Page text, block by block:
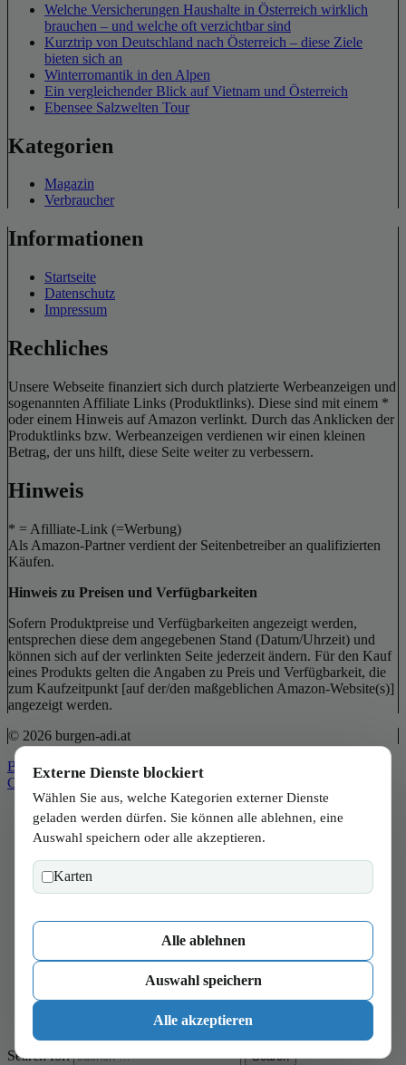
Welche Versicherungen Haushalte in Österreich wirklich
brauchen – und welche oft verzichtbar sind
Kurztrip von Deutschland nach Österreich – diese Ziele
bieten sich an
Winterromantik in den Alpen
Ein vergleichender Blick auf Vietnam und Österreich
Ebensee Salzwelten Tour
Kategorien
Magazin
Verbraucher
Informationen
Startseite
Datenschutz
Impressum
Rechliches
Unsere Webseite finanziert sich durch platzierte Werbeanzeigen und
sogenannten Affiliate Links (Produktlinks). Diese sind mit einem *
oder einem Hinweis auf Amazon verlinkt. Durch das Anklicken der
Produktlinks bzw. Werbeanzeigen verdienen wir einen kleinen
Betrag, der uns hilft, diese Seite weiter zu verbessern.
Hinweis
* = Afilliate-Link (=Werbung)
Als Amazon-Partner verdient der Seitenbetreiber an qualifizierten
Käufen.
Hinweis zu Preisen und Verfügbarkeiten
Sofern Produktpreise und Verfügbarkeiten angezeigt werden,
entsprechen diese dem angegebenen Stand (Datum/Uhrzeit) und
können sich auf der verlinkten Seite jederzeit ändern. Für den Kauf
eines Produkts gelten die Angaben zu Preis und Verfügbarkeit, die
zum Kaufzeitpunkt [auf der/den maßgeblichen Amazon-Website(s)]
angezeigt werden.
© 2026 burgen-adi.at
Back to Top
Close
Start
Wien
Niederösterreich
Burgenland
Steiermark
Kärnten
Vorarlberg
Search for: Search
Externe Dienste blockiert
Wählen Sie aus, welche Kategorien externer Dienste
geladen werden dürfen. Sie können alle ablehnen, eine
Auswahl speichern oder alle akzeptieren.
Karten
Alle ablehnen
Auswahl speichern
Alle akzeptieren